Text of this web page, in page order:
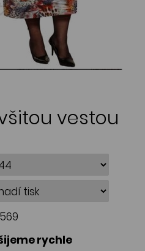
vestou
rychle